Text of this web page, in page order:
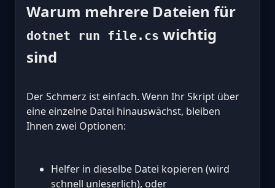
Warum mehrere Dateien für
dotnet run file.cs wichtig
sind
Der Schmerz ist einfach. Wenn Ihr Skript über
eine einzelne Datei hinauswächst, bleiben
Ihnen zwei Optionen:
Helfer in dieselbe Datei kopieren (wird
schnell unleserlich), oder